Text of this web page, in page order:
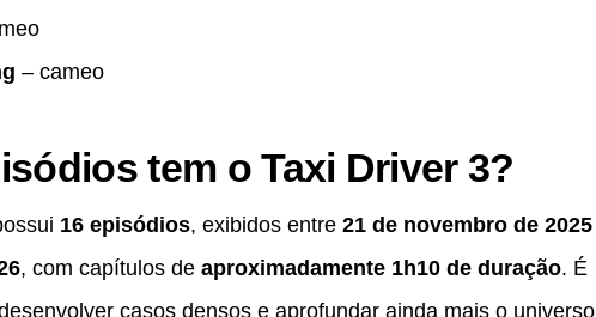
– cameo
tem o Taxi Driver 3?
16 episódios, exibidos entre 21 de novembro de 2025
, com capítulos de aproximadamente 1h10 de duração. É
casos densos e aprofundar ainda mais o universo